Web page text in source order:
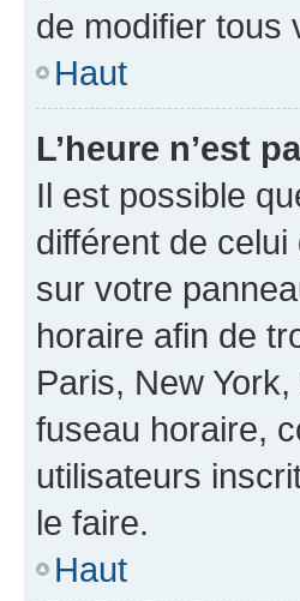
de modifier tous
Haut
L’heure n’est
Il est possible
différent de
sur votre
horaire afin de
Paris, New
fuseau horaire,
utilisateurs
le faire.
Haut